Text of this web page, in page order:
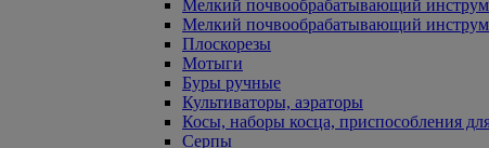
Мелкий почвообрабатывающий
Мелкий почвообрабатывающий
Плоскорезы
Мотыги
Буры ручные
Культиваторы, аэраторы
Косы, наборы косца, приспособления
Серпы